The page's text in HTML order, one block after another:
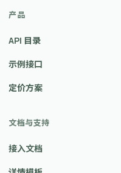
产品
API 目录
示例接口
定价方案
文档与支持
接入文档